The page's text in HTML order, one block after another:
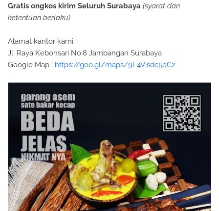
Gratis ongkos kirim Seluruh Surabaya (syarat dan
ketentuan berlaku)
Alamat kantor kami :
Jl. Raya Kebonsari No.8 Jambangan Surabaya
Google Map : https://goo.gl/maps/9L4Visdc5qC2